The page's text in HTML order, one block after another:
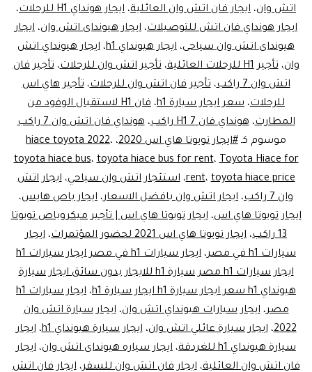
اتش وان، ايجار فان اتش وان العائلية، ايجار هونداي H1 للرحلات
،
ايجار هونداي فان اتش للتوصيلات، ايجار هيونداى اتش وان، ايجار
هيونداى اتش وان سياحى، ايجار هيونداي h1 ، ايجار هيونداي اتش
وان،تأجير H1 للرحلات العائلية ،تأجير اتش وان للرحلات،تأجير فان
اتش وان 7 راكب
،تأجير فان اتش وان للرحلات،تأجير هاي اس
للرحلات، سعر ايجار سيارة h1 ،
فان H1 لاستقبال الوفود من
المطارت،هونداي فان H1 7 راكب ،هونداي فان اتش وان 7 راكب
موسوم كـ #ايجار تويوتا هاي اس 2020 ، hiace toyota 2022،
toyota hiace bus،toyota hiace bus for rent،Toyota Hiace for
rent،toyota hiace price ،استئجار اتش وان سياحي،ايجار اتش
وان 7 راكب
، ايجار اتش وان بافضل الاسعار، ايجار باص هايس،
ايجار تويوتا هاي اس،ايجار تويوتا هاي اس | تأجير ميكروباص تويوتا
13 راكب
، ايجار تويوتا هاي اس 2021 لحضور المؤتمرات ، ايجار
سيارات h1 في مصر
،
ايجار سيارات h1 في مصر ايجار سيارات h1
ايجار سيارات h1 مصر سيارة h1 للايجار بدون سائق ايجار سيارة
هيونداي h1 سعر ايجار سيارة h1 ايجار سيارة h1
،
ايجار سيارات h1
مصر،ايجار سيارات هيونداي اتش وان،ايجار سيارة اتش وان
2022،ايجار سيارة عائلي اتش وان،ايجار سيارة هيونداي h1 ،ايجار
سيارة هيونداي h1 للغردقة
، ايجار سياره هيونداى اتش وان، ايجار
فان اتش وان العائلية،ايجار فان اتش وان للسفر،ايجار فان اتش